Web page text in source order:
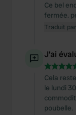
Ce bel
fermée.
Traduit
J'ai
Cela
le lundi
poubelle.